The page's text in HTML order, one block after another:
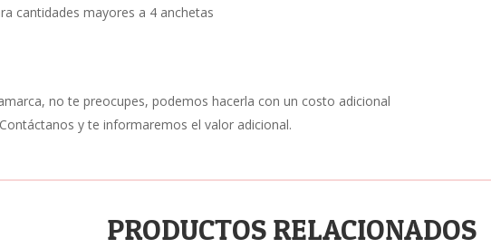
cantidades mayores a 4 anchetas
no te preocupes, podemos hacerla con un costo adicional
y te informaremos el valor adicional.
PRODUCTOS RELACIONADOS